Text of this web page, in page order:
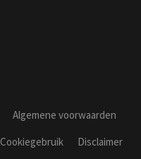
Algemene voorwaarden
Cookiegebruik
Disclaimer